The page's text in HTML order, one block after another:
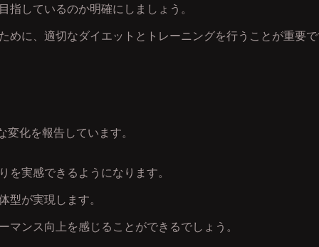
しているのか明確にしましょう。
めに、適切なダイエットとトレーニングを行うことが重要
変化を報告しています。
実感できるようになります。
型が実現します。
ンス向上を感じることができるでしょう。